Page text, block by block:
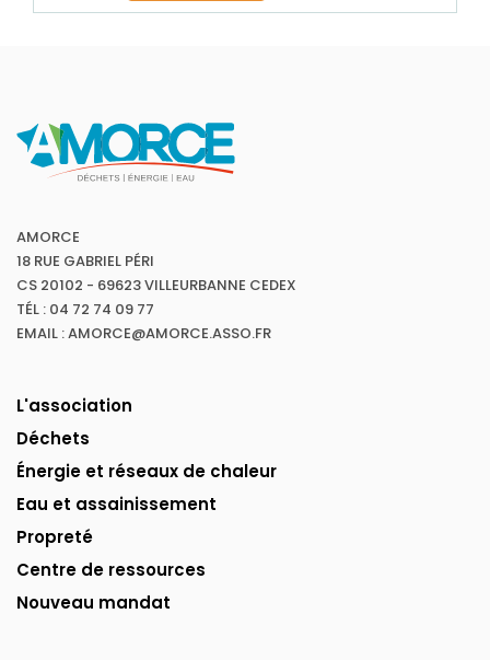
AMORCE
18 RUE GABRIEL PÉRI
CS 20102 - 69623 VILLEURBANNE CEDEX
TÉL : 04 72 74 09 77
EMAIL : AMORCE@AMORCE.ASSO.FR
L'association
Déchets
Énergie et réseaux de chaleur
Eau et assainissement
Propreté
Centre de ressources
Nouveau mandat